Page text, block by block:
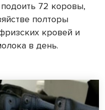
72 коровы,
полторы
кровей и
в день.